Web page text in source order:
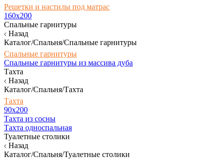
Решетки и настилы под матрас
160х200
Спальные гарнитуры
Назад
Каталог/Спальня/Спальные гарнитуры
Спальные гарнитуры
Спальные гарнитуры из массива дуба
Тахта
Назад
Каталог/Спальня/Тахта
Тахта
90х200
Тахта из сосны
Тахта односпальная
Туалетные столики
Назад
Каталог/Спальня/Туалетные столики